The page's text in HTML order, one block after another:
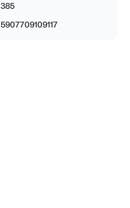
385
5907709109117